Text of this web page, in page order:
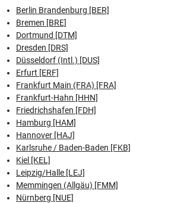
Berlin Brandenburg [BER]
Bremen [BRE]
Dortmund [DTM]
Dresden [DRS]
Düsseldorf (Intl.) [DUS]
Erfurt [ERF]
Frankfurt Main (FRA) [FRA]
Frankfurt-Hahn [HHN]
Friedrichshafen [FDH]
Hamburg [HAM]
Hannover [HAJ]
Karlsruhe / Baden-Baden [FKB]
Kiel [KEL]
Leipzig/Halle [LEJ]
Memmingen (Allgäu) [FMM]
Nürnberg [NUE]